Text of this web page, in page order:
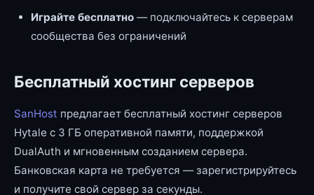
Играйте бесплатно — подключайтесь к серверам
сообщества без ограничений
Бесплатный хостинг серверов
SanHost предлагает бесплатный хостинг серверов
Hytale с 3 ГБ оперативной памяти, поддержкой
DualAuth и мгновенным созданием сервера.
Банковская карта не требуется — зарегистрируйтесь
и получите свой сервер за секунды.